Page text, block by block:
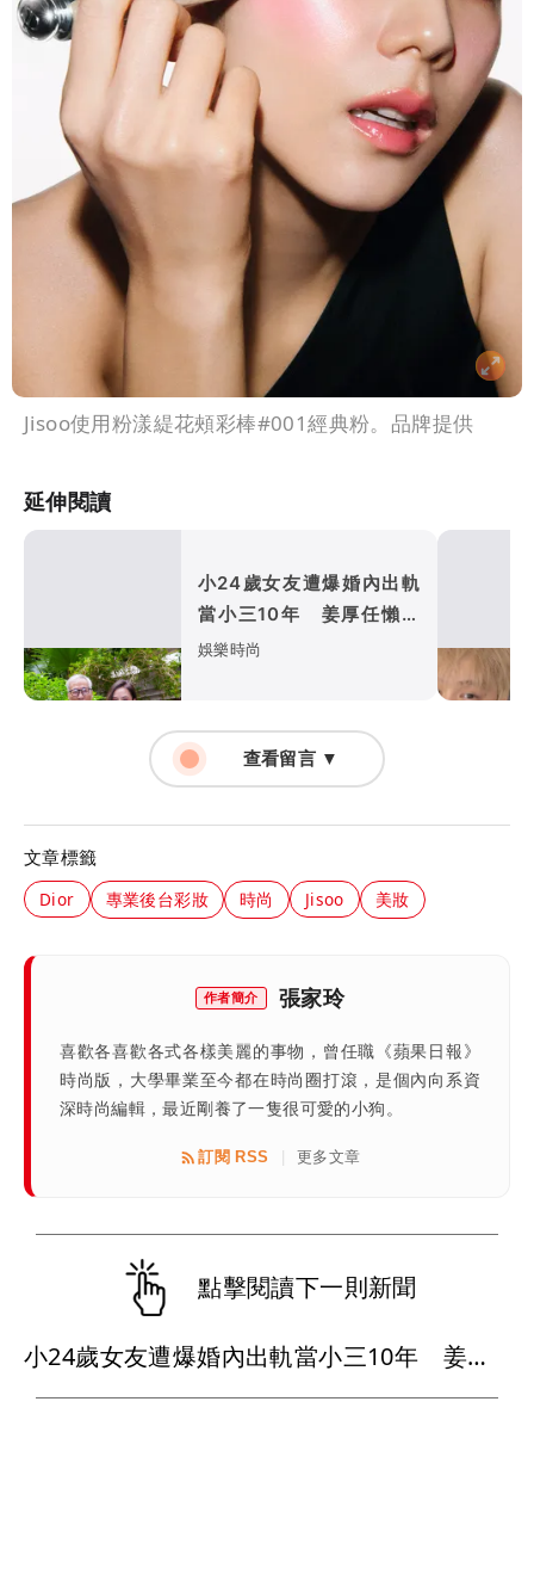
Jisoo使用粉漾緹花頰彩棒#001經典粉。品牌提供
延伸閱讀
小24歲女友遭爆婚內出軌
當小三10年 姜厚任懶理
反嗆爆料者「頭腦有問題」
娛樂時尚
查看留言 ▼
文章標籤
Dior 專業後台彩妝 時尚 Jisoo 美妝
作者簡介 張家玲
喜歡各喜歡各式各樣美麗的事物，曾任職《蘋果日報》
時尚版，大學畢業至今都在時尚圈打滾，是個內向系資
深時尚編輯，最近剛養了一隻很可愛的小狗。
訂閱 RSS 更多文章
點擊閱讀下一則新聞
小24歲女友遭爆婚內出軌當小三10年 姜厚任懶理反嗆爆料者「頭腦有問題」